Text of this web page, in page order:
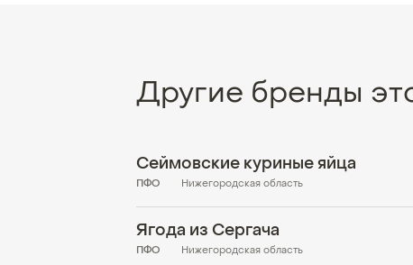
Другие бренды
Нижегородская область
Сеймовские куриные яйца
ПФО
Нижегородская область
Ягода из Сергача
ПФО